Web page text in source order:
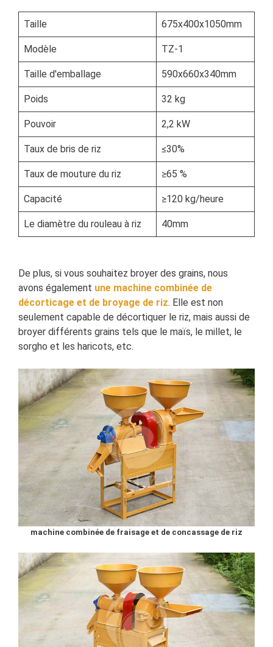
Taille 675x400x1050mm
Modèle TZ-1
Taille d'emballage 590x660x340mm
Poids 32 kg
Pouvoir 2,2 kW
Taux de bris de riz ≤30%
Taux de mouture du riz ≥65 %
Capacité ≥120 kg/heure
Le diamètre du rouleau à riz 40mm
De plus, si vous souhaitez broyer des grains, nous
avons également une machine combinée de
décorticage et de broyage de riz. Elle est non
seulement capable de décortiquer le riz, mais aussi de
broyer différents grains tels que le maïs, le millet, le
sorgho et les haricots, etc.
machine combinée de fraisage et de concassage de riz